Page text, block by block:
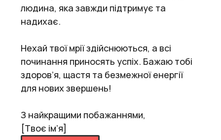
людина, яка завжди підтримує та
надихає.
Нехай твої мрії здійснюються, а всі
починання приносять успіх. Бажаю тобі
здоров’я, щастя та безмежної енергії
для нових звершень!
З найкращими побажаннями,
[Твоє ім’я]